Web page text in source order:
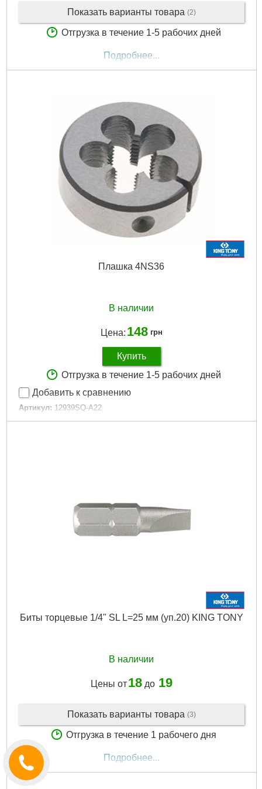
Показать варианты товара (2)
Отгрузка в течение 1-5 рабочих дней
Подробнее...
Плашка 4NS36
В наличии
Цена: 148 грн
Купить
Отгрузка в течение 1-5 рабочих дней
Добавить к сравнению
Артикул: 12939SQ-A22
Код товара: 23.20.67
Биты торцевые 1/4" SL L=25 мм (уп.20) KING TONY
В наличии
Цены от 18до 19
Показать варианты товара (3)
Отгрузка в течение 1 рабочего дня
Подробнее...